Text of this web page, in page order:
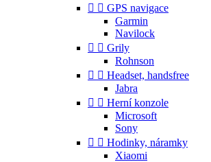
  GPS navigace
Garmin
Navilock
  Grily
Rohnson
  Headset, handsfree
Jabra
  Herní konzole
Microsoft
Sony
  Hodinky, náramky
Xiaomi